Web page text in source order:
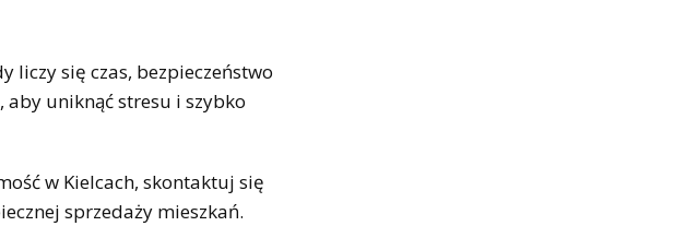
liczy się czas, bezpieczeństwo
uniknąć stresu i szybko
w Kielcach, skontaktuj się
sprzedaży mieszkań.